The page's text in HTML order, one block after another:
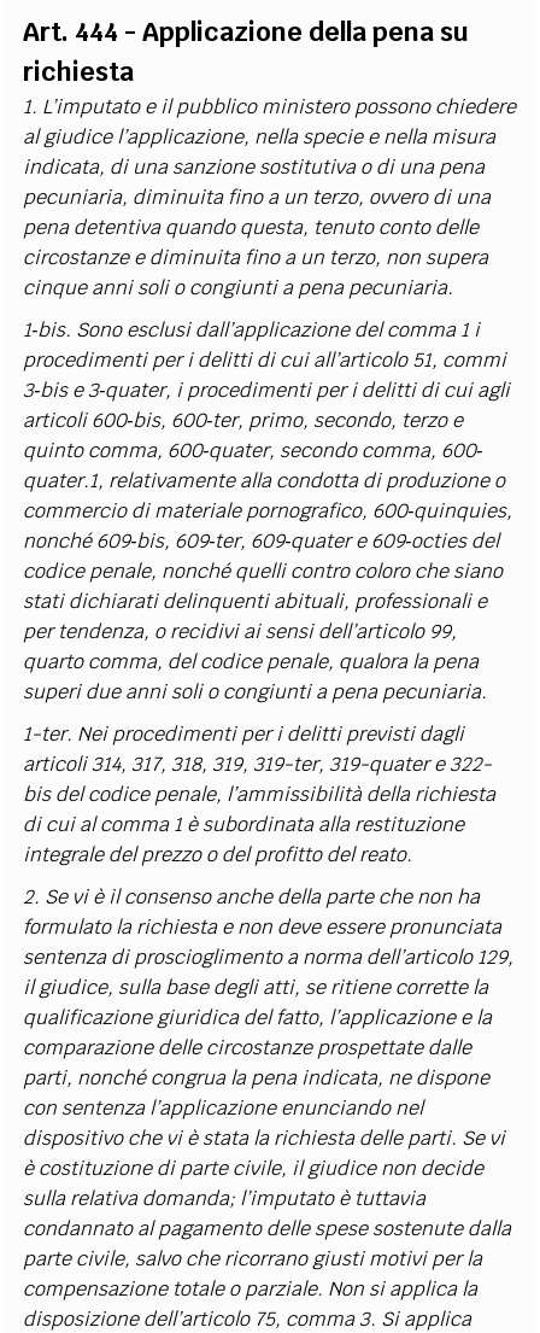
Art. 444 - Applicazione della pena su
richiesta
1. L’imputato e il pubblico ministero possono chiedere
al giudice l’applicazione, nella specie e nella misura
indicata, di una sanzione sostitutiva o di una pena
pecuniaria, diminuita fino a un terzo, ovvero di una
pena detentiva quando questa, tenuto conto delle
circostanze e diminuita fino a un terzo, non supera
cinque anni soli o congiunti a pena pecuniaria.
1‐bis. Sono esclusi dall’applicazione del comma 1 i
procedimenti per i delitti di cui all’articolo 51, commi
3‐bis e 3‐quater, i procedimenti per i delitti di cui agli
articoli 600‐bis, 600‐ter, primo, secondo, terzo e
quinto comma, 600‐quater, secondo comma, 600‐
quater.1, relativamente alla condotta di produzione o
commercio di materiale pornografico, 600‐quinquies,
nonché 609‐bis, 609‐ter, 609‐quater e 609‐octies del
codice penale, nonché quelli contro coloro che siano
stati dichiarati delinquenti abituali, professionali e
per tendenza, o recidivi ai sensi dell’articolo 99,
quarto comma, del codice penale, qualora la pena
superi due anni soli o congiunti a pena pecuniaria.
1-ter. Nei procedimenti per i delitti previsti dagli
articoli 314, 317, 318, 319, 319-ter, 319-quater e 322-
bis del codice penale, l’ammissibilità della richiesta
di cui al comma 1 è subordinata alla restituzione
integrale del prezzo o del profitto del reato.
2. Se vi è il consenso anche della parte che non ha
formulato la richiesta e non deve essere pronunciata
sentenza di proscioglimento a norma dell’articolo 129,
il giudice, sulla base degli atti, se ritiene corrette la
qualificazione giuridica del fatto, l’applicazione e la
comparazione delle circostanze prospettate dalle
parti, nonché congrua la pena indicata, ne dispone
con sentenza l’applicazione enunciando nel
dispositivo che vi è stata la richiesta delle parti. Se vi
è costituzione di parte civile, il giudice non decide
sulla relativa domanda; l’imputato è tuttavia
condannato al pagamento delle spese sostenute dalla
parte civile, salvo che ricorrano giusti motivi per la
compensazione totale o parziale. Non si applica la
disposizione dell’articolo 75, comma 3. Si applica